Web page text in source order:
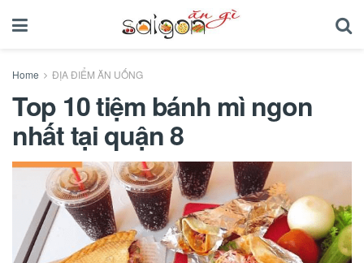
Home ĐỊA ĐIỂM ĂN UỐNG
Top 10 tiệm bánh mì ngon
nhất tại quận 8